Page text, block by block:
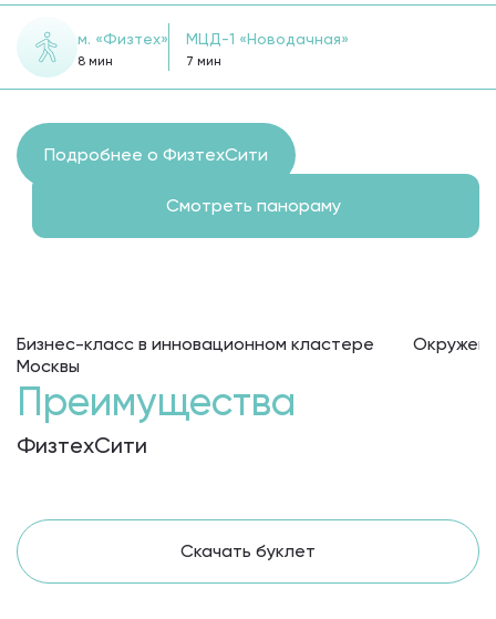
м. «Физтех»
8 мин
МЦД-1 «Новодачная»
7 мин
Подробнее о ФизтехСити
Шикарный вид из окна
Смотреть панораму
Бизнес-класс в инновационном кластере
Москвы
Преимущества
ФизтехСити
Скачать буклет